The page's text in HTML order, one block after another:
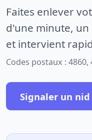
Faites enlever
d'une minute,
et intervient
Codes postaux : 4860,
Signaler un